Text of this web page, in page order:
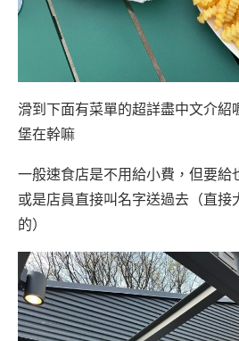
滑到下面有菜單的超詳盡中文介紹
堡在幹嘛
一般速食店是不用給小費，但要給
或是店員直接叫名字送過去（直接
的）